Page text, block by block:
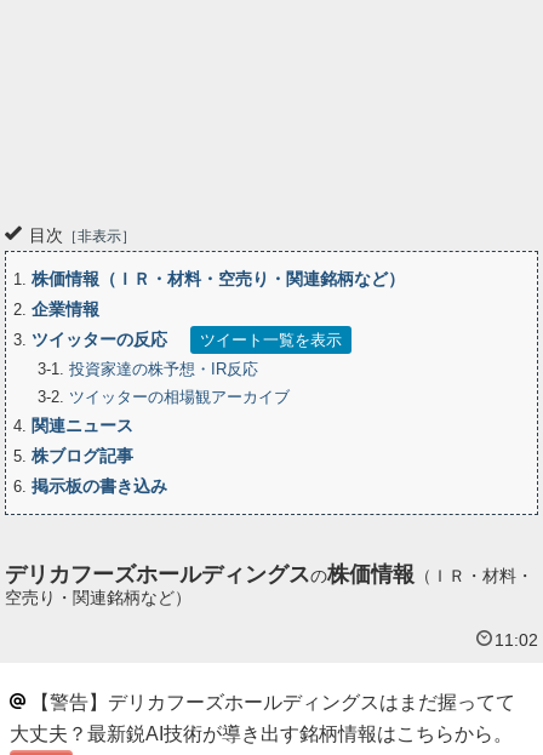
目次 非表示
1 株価情報（ＩＲ・材料・空売り・関連銘柄など）
2 企業情報
3 ツイッターの反応
ツイート一覧を表示
3-1 投資家達の株予想・IR反応
3-2 ツイッターの相場観アーカイブ
4
関連ニュース
5 株ブログ記事
6 掲示板の書き込み
デリカフーズホールディングスの株価情報 （ＩＲ・材料・
空売り・関連銘柄など）
11:02
【警告】デリカフーズホールディングスはまだ握ってて
大丈夫？最新鋭AI技術が導き出す銘柄情報はこちらから。